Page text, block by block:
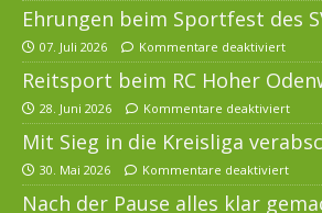
Ehrungen beim Sportfest des
07. Juli 2026 Kommentare deaktiviert
Reitsport beim RC Hoher
28. Juni 2026 Kommentare deaktiviert
Mit Sieg in die Kreisliga
30. Mai 2026 Kommentare deaktiviert
Nach der Pause alles klar